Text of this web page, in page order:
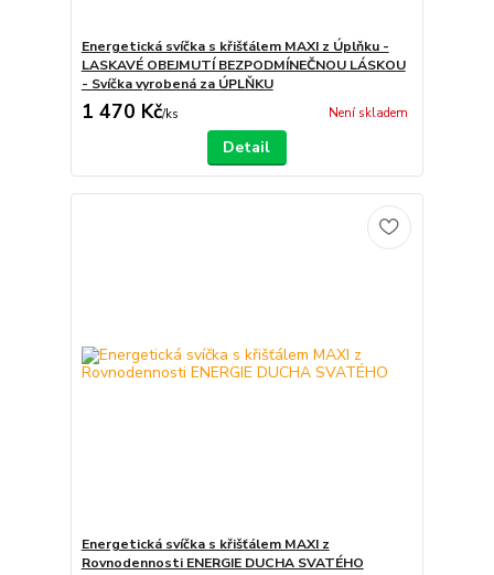
Energetická svíčka s křišťálem MAXI z Úplňku -
LASKAVÉ OBEJMUTÍ BEZPODMÍNEČNOU LÁSKOU
- Svíčka vyrobená za ÚPLŇKU
1 470 Kč/ks Není skladem
Detail
Energetická svíčka s křišťálem MAXI z
Rovnodennosti ENERGIE DUCHA SVATÉHO